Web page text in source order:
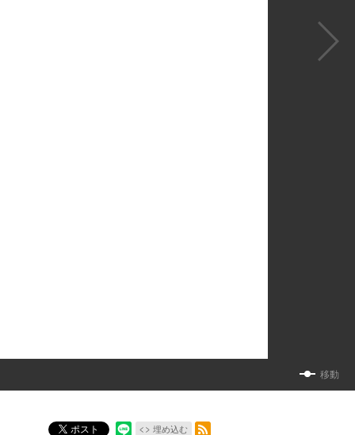
移動
ポスト 埋め込む